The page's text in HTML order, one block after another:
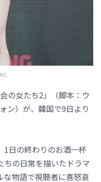
の女たち2」（脚本：ウ
ン）が、韓国で9日より
1日の終わりのお酒一杯
ちの日常を描いたドラマ
な物語で視聴者に喜怒哀